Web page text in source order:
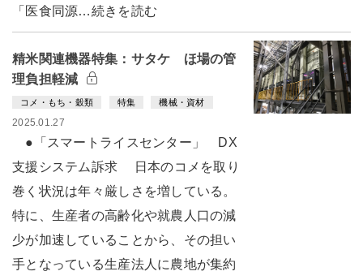
「医食同源…続きを読む
精米関連機器特集：サタケ ほ場の管
理負担軽減
コメ・もち・穀類 特集 機械・資材
2025.01.27
●「スマートライスセンター」 DX
支援システム訴求 日本のコメを取り
巻く状況は年々厳しさを増している。
特に、生産者の高齢化や就農人口の減
少が加速していることから、その担い
手となっている生産法人に農地が集約